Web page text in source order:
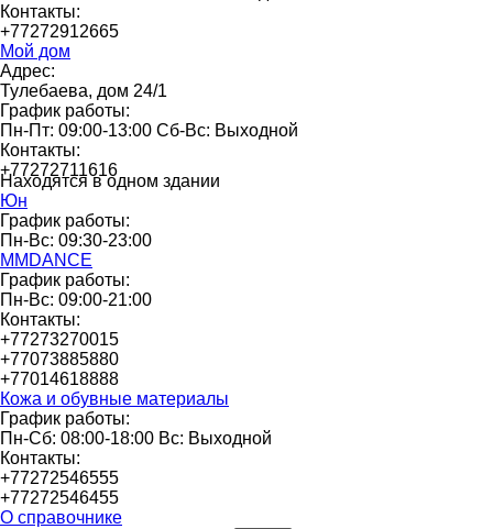
Контакты:
+77272912665
Мой дом
Адрес:
Тулебаева, дом 24/1
График работы:
Пн-Пт: 09:00-13:00 Сб-Вс: Выходной
Контакты:
+77272711616
Находятся в одном здании
Юн
График работы:
Пн-Вс: 09:30-23:00
MMDANCE
График работы:
Пн-Вс: 09:00-21:00
Контакты:
+77273270015
+77073885880
+77014618888
Кожа и обувные материалы
График работы:
Пн-Сб: 08:00-18:00 Вс: Выходной
Контакты:
+77272546555
+77272546455
О справочнике